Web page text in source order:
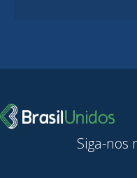
Siga-nos